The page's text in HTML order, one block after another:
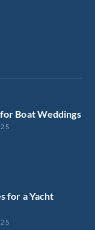
Boat Weddings
for a Yacht